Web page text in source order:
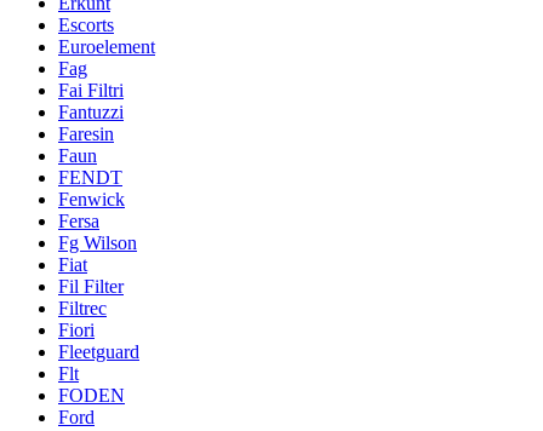
Escorts
Euroelement
Fag
Fai Filtri
Fantuzzi
Faresin
Faun
FENDT
Fenwick
Fersa
Fg Wilson
Fiat
Fil Filter
Filtrec
Fiori
Fleetguard
Flt
FODEN
Ford